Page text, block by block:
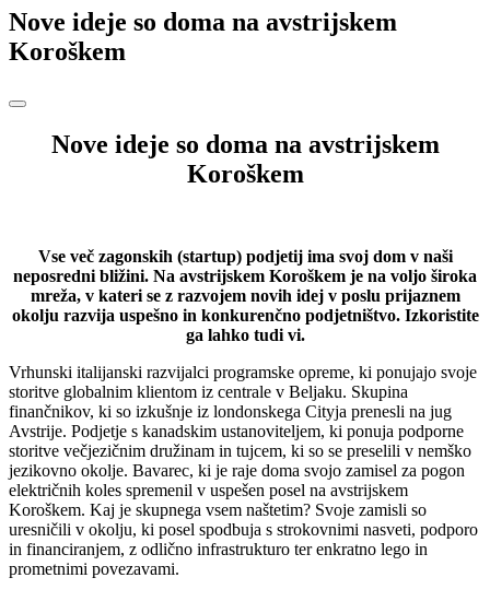
Nove ideje so doma na avstrijskem
Koroškem
Nove ideje so doma na avstrijskem
Koroškem
Vse več zagonskih (startup) podjetij ima svoj dom v naši
neposredni bližini. Na avstrijskem Koroškem je na voljo široka
mreža, v kateri se z razvojem novih idej v poslu prijaznem
okolju razvija uspešno in konkurenčno podjetništvo. Izkoristite
ga lahko tudi vi.
Vrhunski italijanski razvijalci programske opreme, ki ponujajo svoje
storitve globalnim klientom iz centrale v Beljaku. Skupina
finančnikov, ki so izkušnje iz londonskega Cityja prenesli na jug
Avstrije. Podjetje s kanadskim ustanoviteljem, ki ponuja podporne
storitve večjezičnim družinam in tujcem, ki so se preselili v nemško
jezikovno okolje. Bavarec, ki je raje doma svojo zamisel za pogon
električnih koles spremenil v uspešen posel na avstrijskem
Koroškem. Kaj je skupnega vsem naštetim? Svoje zamisli so
uresničili v okolju, ki posel spodbuja s strokovnimi nasveti, podporo
in financiranjem, z odlično infrastrukturo ter enkratno lego in
prometnimi povezavami.